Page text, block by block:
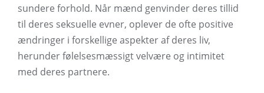
sundere forhold. Når mænd genvinder deres tillid
til deres seksuelle evner, oplever de ofte positive
ændringer i forskellige aspekter af deres liv,
herunder følelsesmæssigt velvære og intimitet
med deres partnere.